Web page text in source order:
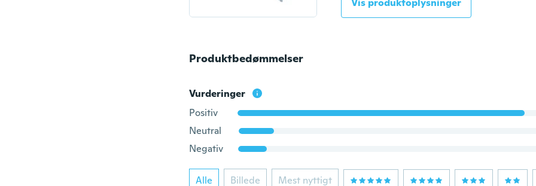
Vis produktoplysninger
Produktbedømmelser
Vurderinger
Positiv
Neutral
Negativ
Alle Billede Mest nyttigt